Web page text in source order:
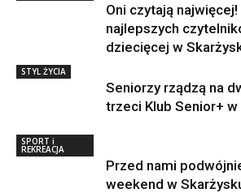
Oni czytają
najlepszych
dziecięcej w
STYL ŻYCIA
Seniorzy rządzą na
trzeci Klub Senior+ w
SPORT i
REKREACJA
Przed nami
weekend w